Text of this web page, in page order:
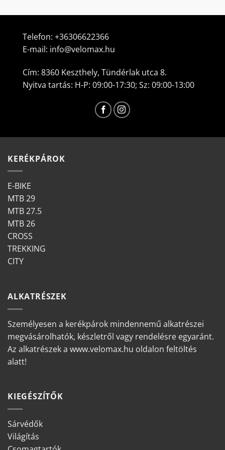
variációja
változatok
változatok
a
választhatók
ki
Telefon: +36306622366
E-mail: info@velomax.hu
Cím: 8360 Keszthely, Tündérlak utca 8.
Nyitva tartás: H-P: 09:00-17:30; Sz: 09:00-13:00
KERÉKPÁROK
E-BIKE
MTB 29
MTB 27.5
MTB 26
CROSS
TREKKING
CITY
ALKATRÉSZEK
Személyesen a kerékpárok mindennemű alkatrészei
megvásárolhatók, készletről vagy rendelésre egyaránt.
Az alkatrészek a www.velomax.hu oldalon feltöltés
alatt!
KIEGÉSZÍTŐK
Sárvédők
Világítás